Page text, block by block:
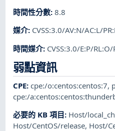
時間性分數:8.8
媒介: CVSS:3.0/AV:N/AC:L/
時間媒介: CVSS:3.0/E:P/RL:O/
弱點資訊
CPE:cpe:/o:centos:centos:7,
cpe:/
必要的 KB 項目: Host/
Host/CentOS/release, Host/